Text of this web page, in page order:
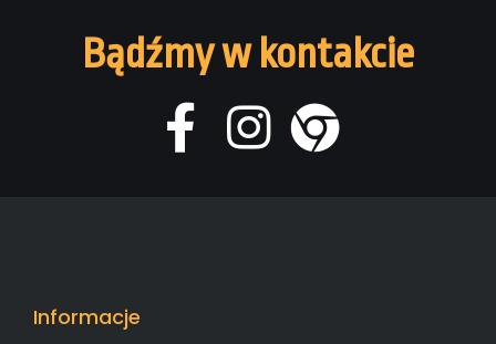
Bądźmy w kontakcie
Informacje